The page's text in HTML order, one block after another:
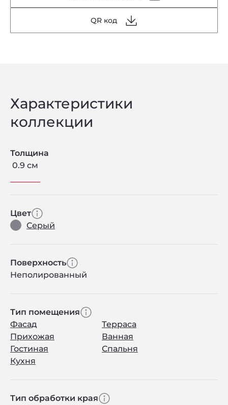
QR код
Характеристики
коллекции
Толщина
0.9 см
Цвет
Серый
Поверхность
Неполированный
Тип помещения
Фасад
Терраса
Прихожая
Ванная
Гостиная
Спальня
Кухня
Тип обработки края